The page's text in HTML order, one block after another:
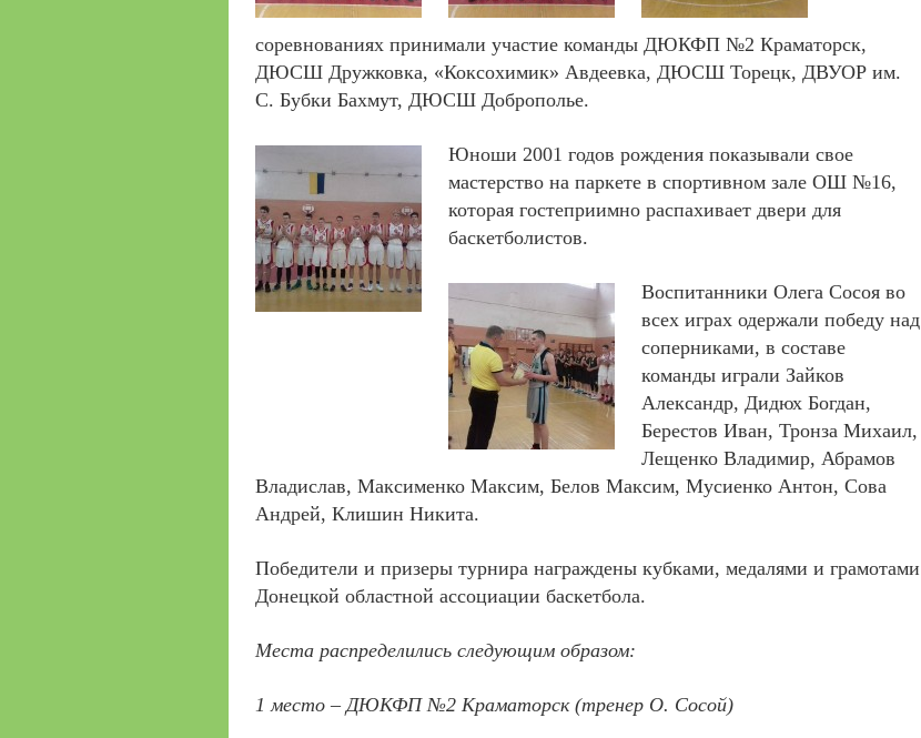
соревнованиях принимали участие команды ДЮКФП №2 Краматорск,
ДЮСШ Дружковка, «Коксохимик» Авдеевка, ДЮСШ Торецк, ДВУОР им.
С. Бубки Бахмут, ДЮСШ Доброполье.
Юноши 2001 годов рождения показывали свое
мастерство на паркете в спортивном зале ОШ №16,
которая гостеприимно распахивает двери для
баскетболистов.
Воспитанники Олега Сосоя во
всех играх одержали победу над
соперниками, в составе
команды играли Зайков
Александр, Дидюх Богдан,
Берестов Иван, Тронза Михаил,
Лещенко Владимир, Абрамов
Владислав, Максименко Максим, Белов Максим, Мусиенко Антон, Сова
Андрей, Клишин Никита.
Победители и призеры турнира награждены кубками, медалями и грамотами
Донецкой областной ассоциации баскетбола.
Места распределились следующим образом:
1 место – ДЮКФП №2 Краматорск (тренер О. Сосой)